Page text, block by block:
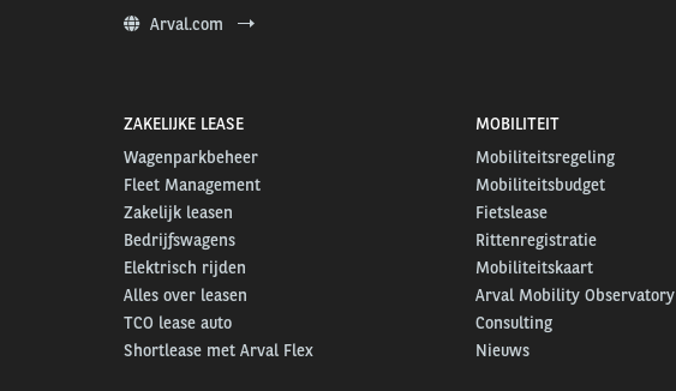
Arval.com
ZAKELIJKE LEASE
Wagenparkbeheer
Fleet Management
Zakelijk leasen
Bedrijfswagens
Elektrisch rijden
Alles over leasen
TCO lease auto
Shortlease met Arval Flex
MOBILITEIT
Mobiliteitsregeling
Mobiliteitsbudget
Fietslease
Rittenregistratie
Mobiliteitskaart
Arval Mobility Observatory
Consulting
Nieuws